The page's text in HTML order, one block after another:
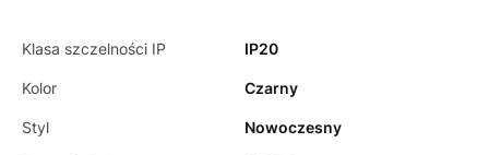
Klasa szczelności IP IP20
Kolor Czarny
Styl Nowoczesny